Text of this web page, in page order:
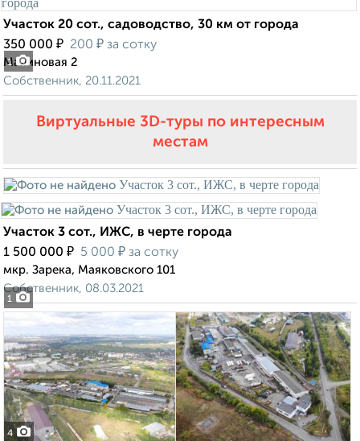
1
Участок 20 сот., садоводство, 30 км от города
350 000 ₽ 200 ₽ за сотку
Малиновая 2
Собственник, 20.11.2021
Виртуальные 3D-туры по интересным
местам
1
Участок 3 сот., ИЖС, в черте города
1 500 000 ₽ 5 000 ₽ за сотку
мкр. Зарека, Маяковского 101
Собственник, 08.03.2021
4